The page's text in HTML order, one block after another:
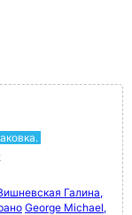
Галина,
George Michael,